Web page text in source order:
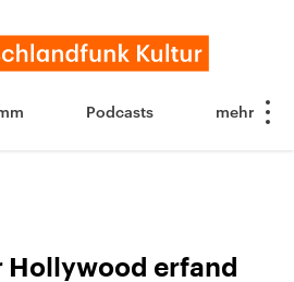
Podcasts
Hollywood erfand